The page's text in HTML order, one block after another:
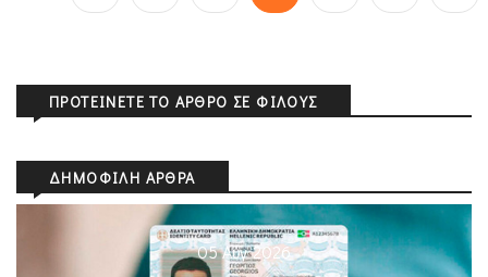
ΠΡΟΤΕΊΝΕΤΕ ΤΟ ΆΡΘΡΟ ΣΕ ΦΊΛΟΥΣ
ΔΗΜΟΦΙΛΉ ΆΡΘΡΑ
05 Αυγ 2026